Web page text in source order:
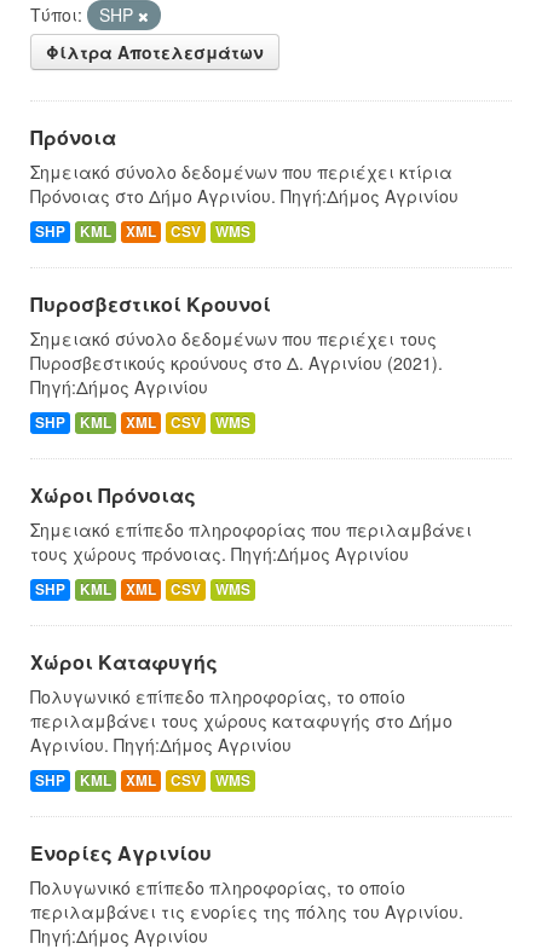
Τύποι:
SHP
Φίλτρα Αποτελεσμάτων
Πρόνοια
Σημειακό σύνολο δεδομένων που περιέχει κτίρια
Πρόνοιας στο Δήμο Αγρινίου. Πηγή:Δήμος Αγρινίου
SHP KML XML CSV WMS
Πυροσβεστικοί Κρουνοί
Σημειακό σύνολο δεδομένων που περιέχει τους
Πυροσβεστικούς κρούνους στο Δ. Αγρινίου (2021).
Πηγή:Δήμος Αγρινίου
SHP KML XML CSV WMS
Χώροι Πρόνοιας
Σημειακό επίπεδο πληροφορίας που περιλαμβάνει
τους χώρους πρόνοιας. Πηγή:Δήμος Αγρινίου
SHP KML XML CSV WMS
Χώροι Καταφυγής
Πολυγωνικό επίπεδο πληροφορίας, το οποίο
περιλαμβάνει τους χώρους καταφυγής στο Δήμο
Αγρινίου. Πηγή:Δήμος Αγρινίου
SHP KML XML CSV WMS
Ενορίες Αγρινίου
Πολυγωνικό επίπεδο πληροφορίας, το οποίο
περιλαμβάνει τις ενορίες της πόλης του Αγρινίου.
Πηγή:Δήμος Αγρινίου